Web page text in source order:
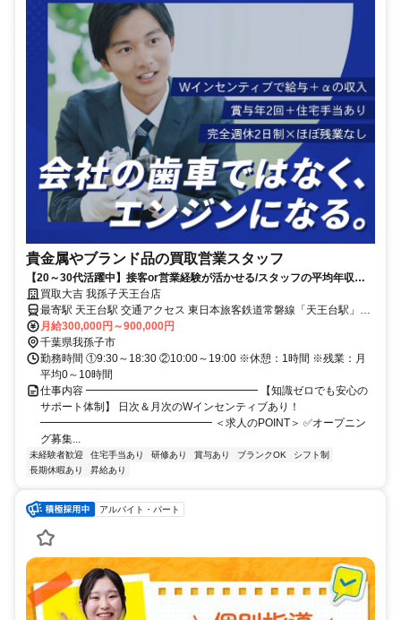
貴金属やブランド品の買取営業スタッフ
【20～30代活躍中】接客or営業経験が活かせる/スタッフの平均年収
1,000万円以上！Wインセンティブあり｜ノルマなし
買取大吉 我孫子天王台店
最寄駅 天王台駅 交通アクセス 東日本旅客鉄道常磐線「天王台駅」よ
り徒歩3分 ※勤務地は買取大吉 我孫子天王台店です ●交通費支給 ●車
通勤OK
月給300,000円～900,000円
千葉県我孫子市
勤務時間 ①9:30～18:30 ②10:00～19:00 ※休憩：1時間 ※残業：月
平均0～10時間
仕事内容 ━━━━━━━━━━━━━━━━ 【知識ゼロでも安心の
サポート体制】 日次＆月次のWインセンティブあり！
━━━━━━━━━━━━━━━━ ＜求人のPOINT＞ ✅オープニン
グ募集...
未経験者歓迎 住宅手当あり 研修あり 賞与あり ブランクOK
シフト制
長期休暇あり
昇給あり
アルバイト・パート